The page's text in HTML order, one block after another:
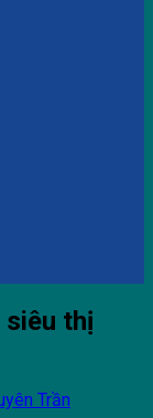
siêu thị
Trần